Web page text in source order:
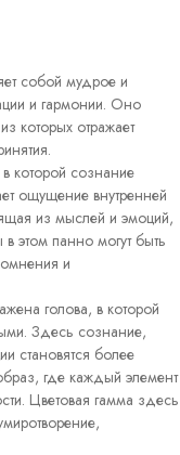
собой мудрое и
и гармонии. Оно
которых отражает
которой сознание
ощущение внутренней
из мыслей и эмоций,
этом панно могут быть
и
голова, в которой
Здесь сознание,
становятся более
где каждый элемент
Цветовая гамма здесь